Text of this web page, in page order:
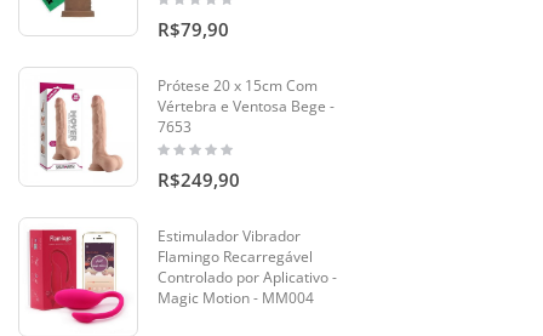
R$79,90
Prótese 20 x 15cm Com
Vértebra e Ventosa Bege -
7653
R$249,90
Estimulador Vibrador
Flamingo Recarregável
Controlado por Aplicativo -
Magic Motion - MM004